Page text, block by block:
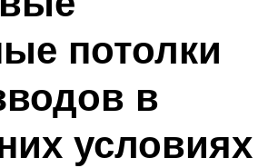
потолки
в
условиях